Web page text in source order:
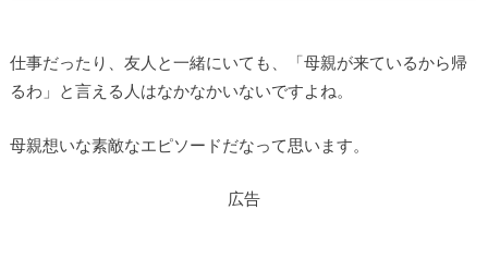
仕事だったり、友人と一緒にいても、「母親が来ているから帰
るわ」と言える人はなかなかいないですよね。
母親想いな素敵なエピソードだなって思います。
広告